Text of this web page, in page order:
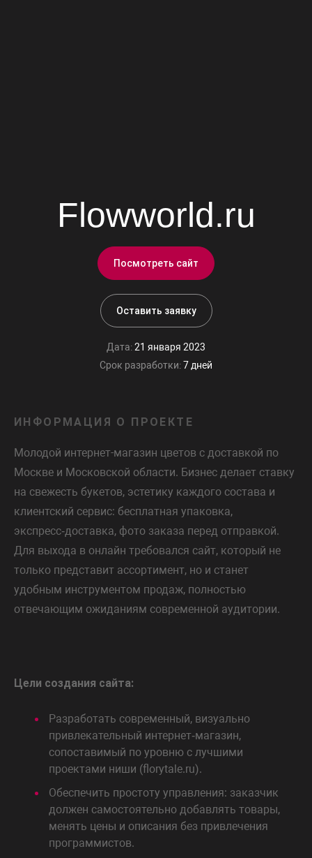
Flowworld.ru
Посмотреть сайт
Оставить заявку
Дата:21 января 2023
Срок разработки:7 дней
ИНФОРМАЦИЯ О ПРОЕКТЕ
Молодой интернет-магазин цветов с доставкой по
Москве и Московской области. Бизнес делает ставку
на свежесть букетов, эстетику каждого состава и
клиентский сервис: бесплатная упаковка,
экспресс‑доставка, фото заказа перед отправкой.
Для выхода в онлайн требовался сайт, который не
только представит ассортимент, но и станет
удобным инструментом продаж, полностью
отвечающим ожиданиям современной аудитории.
Цели создания сайта:
Разработать современный, визуально
привлекательный интернет‑магазин,
сопоставимый по уровню с лучшими
проектами ниши (florytale.ru).
Обеспечить простоту управления: заказчик
должен самостоятельно добавлять товары,
менять цены и описания без привлечения
программистов.